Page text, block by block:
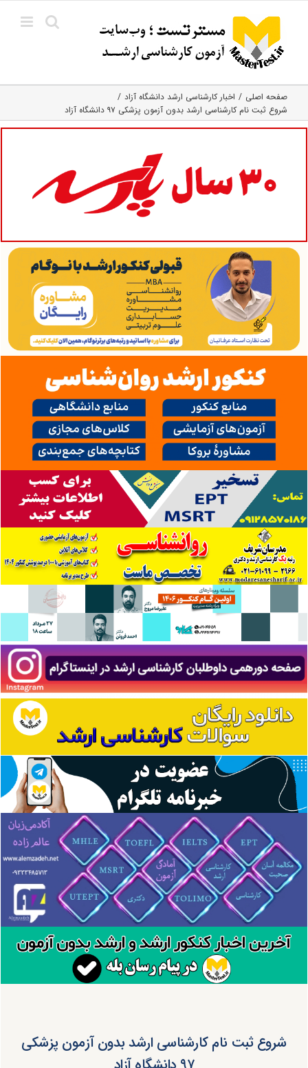
content
صفحه اصلی
اخبار کارشناسی ارشد دانشگاه آزاد
شروع ثبت نام کارشناسی ارشد بدون آزمون پزشکی ۹۷ دانشگاه آزاد
شروع ثبت نام کارشناسی ارشد بدون آزمون پزشکی